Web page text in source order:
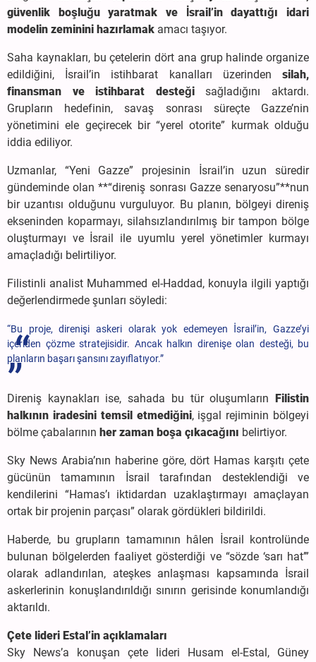
güvenlik boşluğu yaratmak ve İsrail’in dayattığı idari
modelin zeminini hazırlamak amacı taşıyor.
Saha kaynakları, bu çetelerin dört ana grup halinde organize
edildiğini, İsrail’in istihbarat kanalları üzerinden silah,
finansman ve istihbarat desteğisağladığını aktardı.
Grupların hedefinin, savaş sonrası süreçte Gazze’nin
yönetimini ele geçirecek bir “yerel otorite” kurmak olduğu
iddia ediliyor.
Uzmanlar, “Yeni Gazze” projesinin İsrail’in uzun süredir
gündeminde olan **“direniş sonrası Gazze senaryosu”**nun
bir uzantısı olduğunu vurguluyor. Bu planın, bölgeyi direniş
ekseninden koparmayı, silahsızlandırılmış bir tampon bölge
oluşturmayı ve İsrail ile uyumlu yerel yönetimler kurmayı
amaçladığı belirtiliyor.
Filistinli analist Muhammed el-Haddad, konuyla ilgili yaptığı
değerlendirmede şunları söyledi:
“Bu proje, direnişi askeri olarak yok edemeyen İsrail’in, Gazze’yi
içeriden çözme stratejisidir. Ancak halkın direnişe olan desteği, bu
planların başarı şansını zayıflatıyor.”
Direniş kaynakları ise, sahada bu tür oluşumların Filistin
halkının iradesini temsil etmediğini, işgal rejiminin bölgeyi
bölme çabalarının her zaman boşa çıkacağını belirtiyor.
Sky News Arabia’nın haberine göre, dört Hamas karşıtı çete
gücünün tamamının İsrail tarafından desteklendiği ve
kendilerini “Hamas’ı iktidardan uzaklaştırmayı amaçlayan
ortak bir projenin parçası” olarak gördükleri bildirildi.
Haberde, bu grupların tamamının hâlen İsrail kontrolünde
bulunan bölgelerden faaliyet gösterdiği ve “sözde ‘sarı hat’”
olarak adlandırılan, ateşkes anlaşması kapsamında İsrail
askerlerinin konuşlandırıldığı sınırın gerisinde konumlandığı
aktarıldı.
Çete lideri Estal’in açıklamaları
Sky News’a konuşan çete lideri Husam el-Estal, Güney